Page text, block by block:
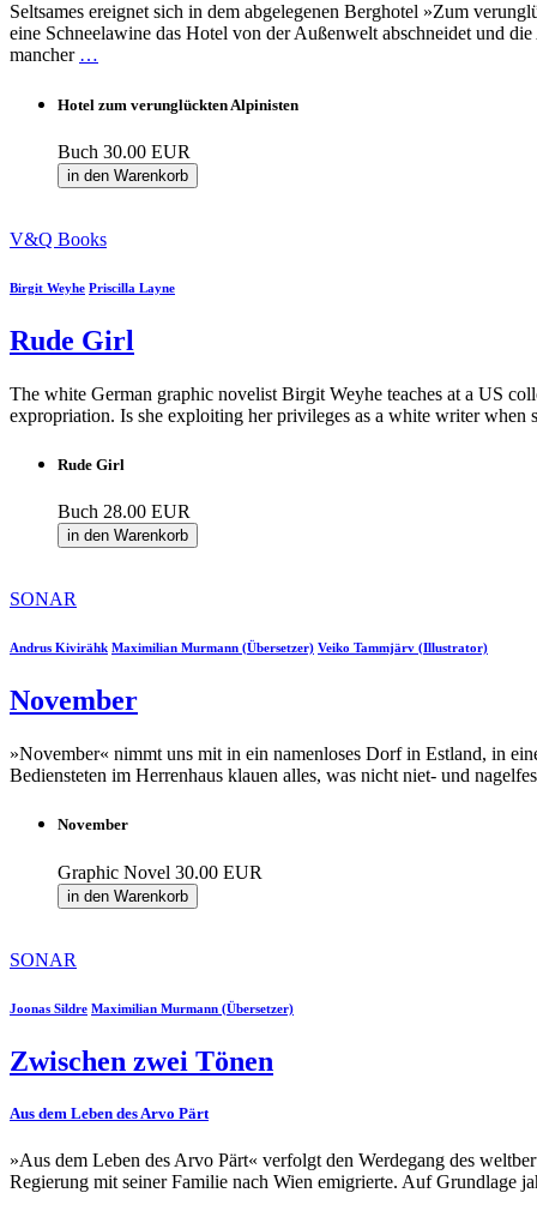
Seltsames ereignet sich in dem abgelegenen Berghotel »Zum
eine Schneelawine das Hotel von der Außenwelt abschneidet und
mancher …
Hotel zum verunglückten Alpinisten
Buch 30.00 EUR
in den Warenkorb
V&Q Books
Birgit Weyhe Priscilla Layne
Rude Girl
The white German graphic novelist Birgit Weyhe teaches at a US
expropriation. Is she exploiting her privileges as a white writer
Rude Girl
Buch 28.00 EUR
in den Warenkorb
SONAR
Andrus Kivirähk Maximilian Murmann (Übersetzer) Veiko Tammjärv (Illustrator)
November
»November« nimmt uns mit in ein namenloses Dorf in Estland, in
Bediensteten im Herrenhaus klauen alles, was nicht niet- und
November
Graphic Novel 30.00 EUR
in den Warenkorb
SONAR
Joonas Sildre Maximilian Murmann (Übersetzer)
Zwischen zwei Tönen
Aus dem Leben des Arvo Pärt
»Aus dem Leben des Arvo Pärt« verfolgt den Werdegang des
Regierung mit seiner Familie nach Wien emigrierte. Auf Grundlage